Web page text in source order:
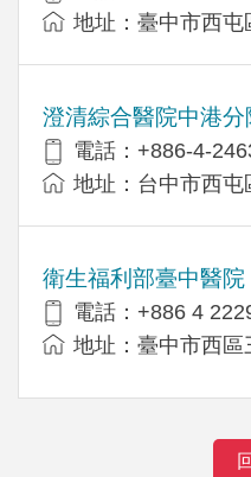
地址：臺中市西
澄清綜合醫院中港分
電話：+886-4-
地址：台中市西
衛生福利部臺中醫院
電話：+886 4
地址：臺中市西區